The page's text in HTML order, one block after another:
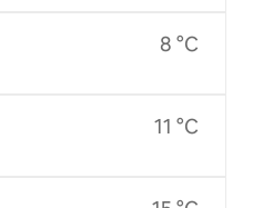
8 °C
11 °C